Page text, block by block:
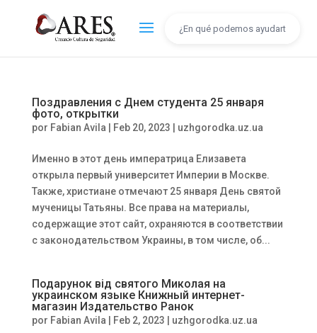
Поздравления с Днем студента 25 января
фото, открытки
por Fabian Avila Feb 20, 2023 uzhgorodka.uz.ua
Именно в этот день императрица Елизавета
открыла первый университет Империи в Москве.
Также, христиане отмечают 25 января День святой
мученицы Татьяны. Все права на материалы,
содержащие этот сайт, охраняются в соответствии
с законодательством Украины, в том числе, об...
Подарунок від святого Миколая на
украинском языке Книжный интернет-
магазин Издательство Ранок
por Fabian Avila Feb 2, 2023 uzhgorodka.uz.ua